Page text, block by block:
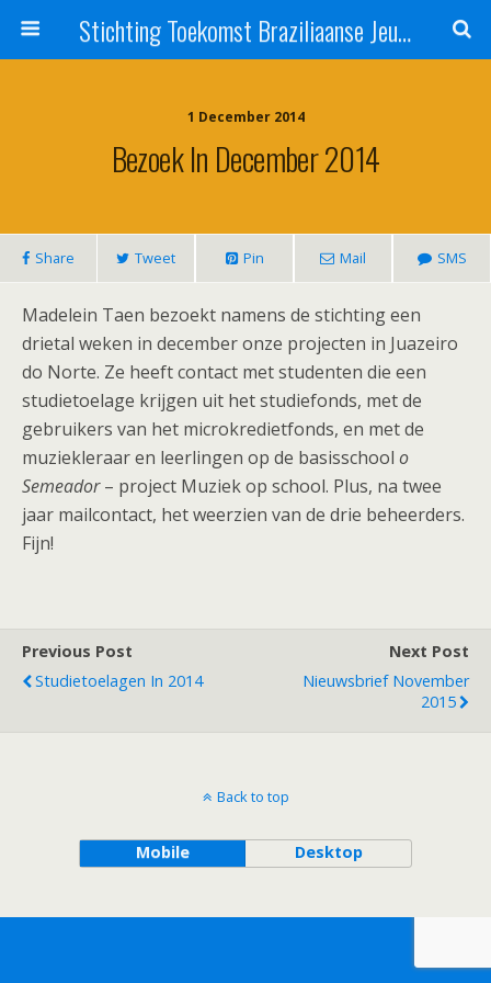
Stichting Toekomst Braziliaanse Jeugd
1 December 2014
Bezoek In December 2014
Share Tweet Pin Mail SMS
Madelein Taen bezoekt namens de stichting een
drietal weken in december onze projecten in Juazeiro
do Norte. Ze heeft contact met studenten die een
studietoelage krijgen uit het studiefonds, met de
gebruikers van het microkredietfonds, en met de
muziekleraar en leerlingen op de basisschool o
Semeador– project Muziek op school. Plus, na twee
jaar mailcontact, het weerzien van de drie beheerders.
Fijn!
Previous Post
Studietoelagen In 2014
Next Post
Nieuwsbrief November
2015
Back to top
Mobile Desktop